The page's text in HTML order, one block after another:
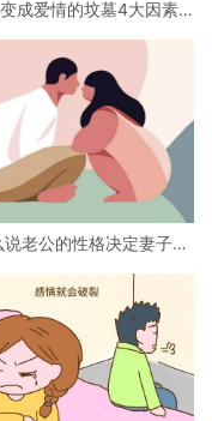
成爱情的坟墓4大因素
说老公的性格决定妻子的
样貌）